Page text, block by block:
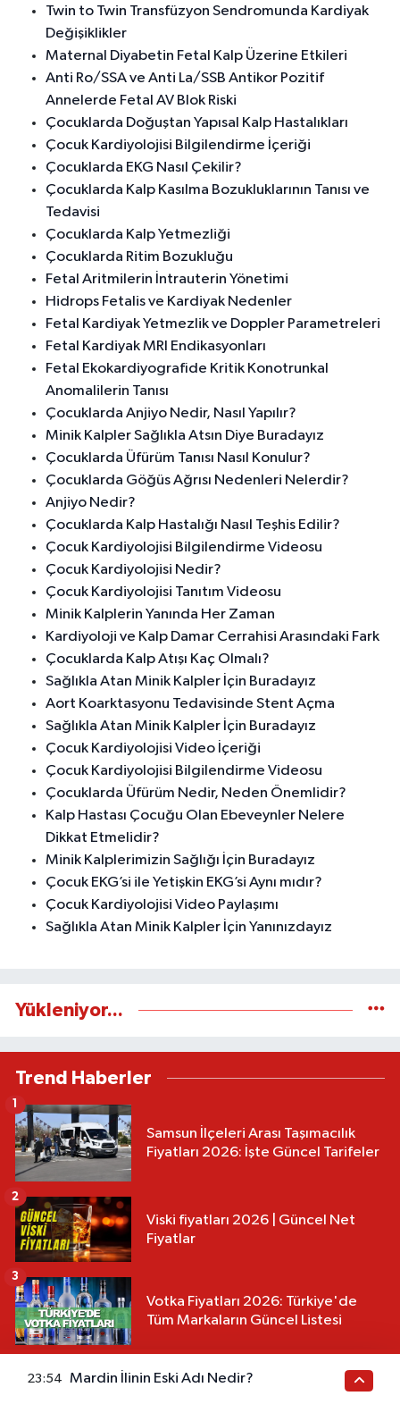
Twin to Twin Transfüzyon Sendromunda Kardiyak
Değişiklikler
Maternal Diyabetin Fetal Kalp Üzerine Etkileri
Anti Ro/SSA ve Anti La/SSB Antikor Pozitif
Annelerde Fetal AV Blok Riski
Çocuklarda Doğuştan Yapısal Kalp Hastalıkları
Çocuk Kardiyolojisi Bilgilendirme İçeriği
Çocuklarda EKG Nasıl Çekilir?
Çocuklarda Kalp Kasılma Bozukluklarının Tanısı ve
Tedavisi
Çocuklarda Kalp Yetmezliği
Çocuklarda Ritim Bozukluğu
Fetal Aritmilerin İntrauterin Yönetimi
Hidrops Fetalis ve Kardiyak Nedenler
Fetal Kardiyak Yetmezlik ve Doppler Parametreleri
Fetal Kardiyak MRI Endikasyonları
Fetal Ekokardiyografide Kritik Konotrunkal
Anomalilerin Tanısı
Çocuklarda Anjiyo Nedir, Nasıl Yapılır?
Minik Kalpler Sağlıkla Atsın Diye Buradayız
Çocuklarda Üfürüm Tanısı Nasıl Konulur?
Çocuklarda Göğüs Ağrısı Nedenleri Nelerdir?
Anjiyo Nedir?
Çocuklarda Kalp Hastalığı Nasıl Teşhis Edilir?
Çocuk Kardiyolojisi Bilgilendirme Videosu
Çocuk Kardiyolojisi Nedir?
Çocuk Kardiyolojisi Tanıtım Videosu
Minik Kalplerin Yanında Her Zaman
Kardiyoloji ve Kalp Damar Cerrahisi Arasındaki Fark
Çocuklarda Kalp Atışı Kaç Olmalı?
Sağlıkla Atan Minik Kalpler İçin Buradayız
Aort Koarktasyonu Tedavisinde Stent Açma
Sağlıkla Atan Minik Kalpler İçin Buradayız
Çocuk Kardiyolojisi Video İçeriği
Çocuk Kardiyolojisi Bilgilendirme Videosu
Çocuklarda Üfürüm Nedir, Neden Önemlidir?
Kalp Hastası Çocuğu Olan Ebeveynler Nelere
Dikkat Etmelidir?
Minik Kalplerimizin Sağlığı İçin Buradayız
Çocuk EKG’si ile Yetişkin EKG’si Aynı mıdır?
Çocuk Kardiyolojisi Video Paylaşımı
Sağlıkla Atan Minik Kalpler İçin Yanınızdayız
Yükleniyor...
Trend Haberler
Samsun İlçeleri Arası Taşımacılık
Fiyatları 2026: İşte Güncel Tarifeler
1
Viski fiyatları 2026 | Güncel Net
Fiyatlar
2
Votka Fiyatları 2026: Türkiye'de
Tüm Markaların Güncel Listesi
3
Samsun 13 Numaralı Otobüs
23:54 Mardin İlinin Eski Adı Nedir?